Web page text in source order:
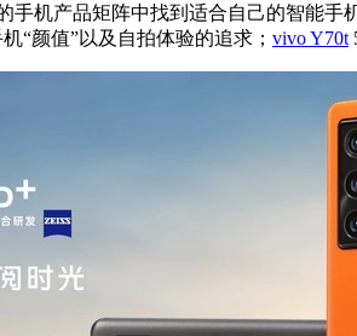
手机产品矩阵中找到适合自己的智能手
“颜值”以及自拍体验的追求； vivo Y70t